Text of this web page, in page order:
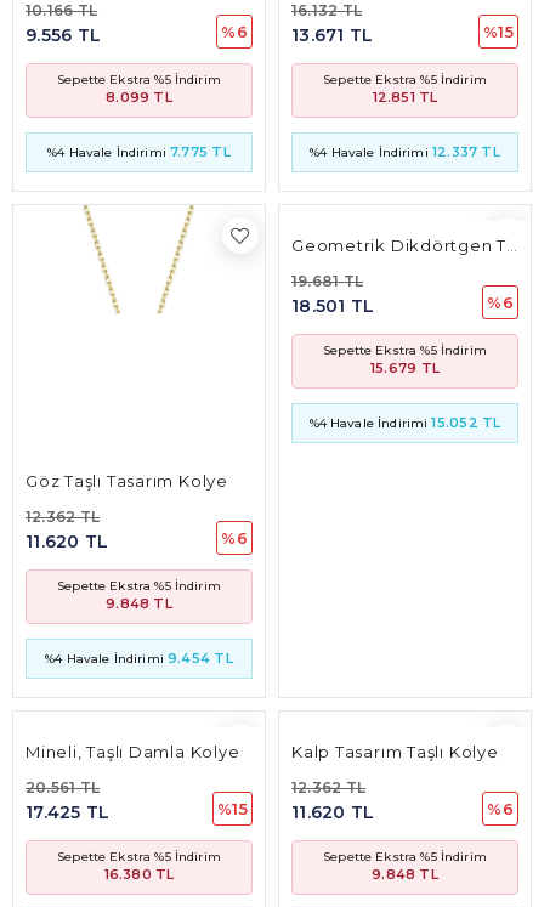
9.556 TL
10.166 TL
%6
Sepette Ekstra %5 İndirim
8.099 TL
%4 Havale İndirimi7.775 TL
13.671 TL
16.132 TL
%15
Sepette Ekstra %5 İndirim
12.851 TL
%4 Havale İndirimi 12.337 TL
Göz Taşlı Tasarım Kolye
11.620 TL
12.362 TL
%6
Sepette Ekstra %5 İndirim
9.848 TL
%4 Havale İndirimi9.454 TL
18.501 TL
19.681 TL
%6
Sepette Ekstra %5 İndirim
15.679 TL
%4 Havale İndirimi15.052 TL
Mineli, Taşlı Damla Kolye
17.425 TL
20.561 TL
%15
Sepette Ekstra %5 İndirim
16.380 TL
Kalp Tasarım Taşlı Kolye
11.620 TL
12.362 TL
%6
Sepette Ekstra %5 İndirim
9.848 TL